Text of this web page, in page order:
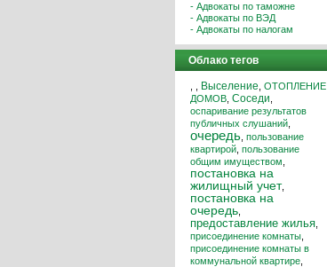
- Адвокаты по таможне
- Адвокаты по ВЭД
- Адвокаты по налогам
Облако тегов
Выселение ОТОПЛЕНИЕ
ДОМОВ Соседи
оспаривание результатов
публичных слушаний
очередь пользование
квартирой пользование
общим имуществом
постановка на
жилищный учет,
постановка на
очередь
предоставление жилья
присоединение комнаты
присоединение комнаты в
коммунальной квартире